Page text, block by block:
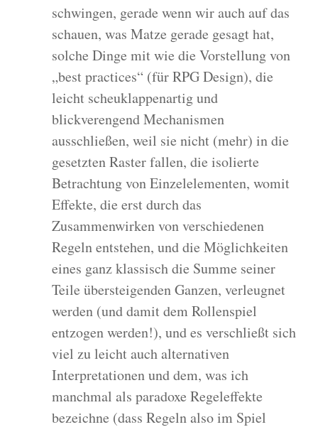
schwingen, gerade wenn wir auch auf das
schauen, was Matze gerade gesagt hat,
solche Dinge mit wie die Vorstellung von
„best practices“ (für RPG Design), die
leicht scheuklappenartig und
blickverengend Mechanismen
ausschließen, weil sie nicht (mehr) in die
gesetzten Raster fallen, die isolierte
Betrachtung von Einzelelementen, womit
Effekte, die erst durch das
Zusammenwirken von verschiedenen
Regeln entstehen, und die Möglichkeiten
eines ganz klassisch die Summe seiner
Teile übersteigenden Ganzen, verleugnet
werden (und damit dem Rollenspiel
entzogen werden!), und es verschließt sich
viel zu leicht auch alternativen
Interpretationen und dem, was ich
manchmal als paradoxe Regeleffekte
bezeichne (dass Regeln also im Spiel